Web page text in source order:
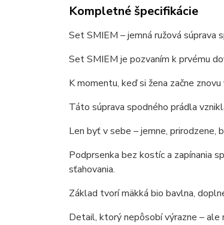
Kompletné špecifikácie
Set SMIEM – jemná ružová súprava
Set SMIEM je pozvaním k prvému
K momentu, keď si žena začne
Táto súprava spodného prádla
Len byť v sebe – jemne, prirodzene,
Podprsenka bez kostíc a zapínania
sťahovania.
Základ tvorí mäkká bio bavlna,
Detail, ktorý nepôsobí výrazne – ale